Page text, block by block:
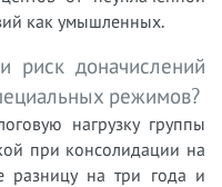
как умышленных.
риск доначислений
режимов?
нагрузку группы
при консолидации на
разницу на три года и